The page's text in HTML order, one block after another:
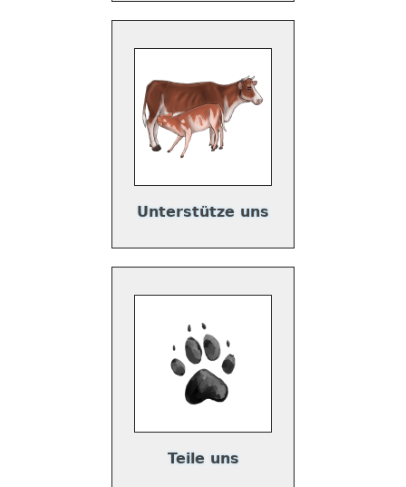
Unterstütze uns
Teile uns